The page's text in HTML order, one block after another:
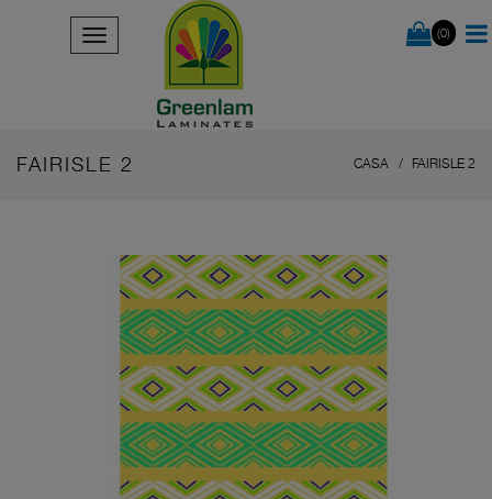
(0)
FAIRISLE 2 CASA FAIRISLE 2